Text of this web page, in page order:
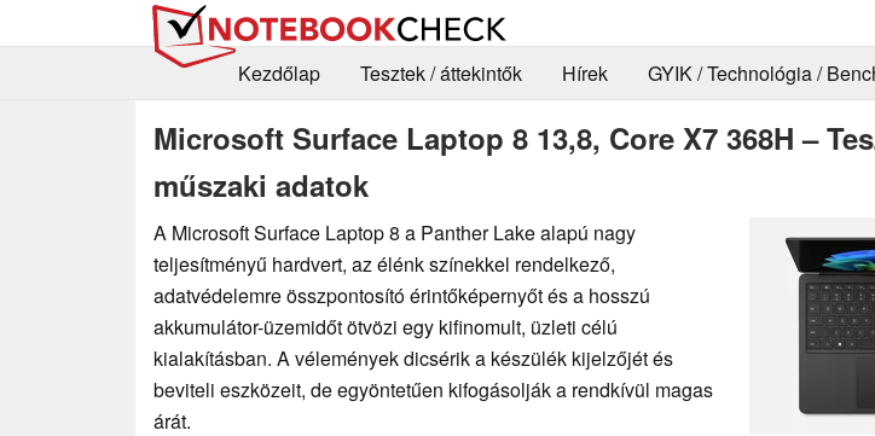
Kezdőlap
Tesztek / áttekintők Hírek GYIK / Technológia /
Microsoft Surface Laptop 8 13,8, Core X7 368H –
műszaki adatok
A Microsoft Surface Laptop 8 a Panther Lake alapú nagy
teljesítményű hardvert, az élénk színekkel rendelkező,
adatvédelemre összpontosító érintőképernyőt és a hosszú
akkumulátor-üzemidőt ötvözi egy kifinomult, üzleti célú
kialakításban. A vélemények dicsérik a készülék kijelzőjét és
beviteli eszközeit, de egyöntetűen kifogásolják a rendkívül magas
árát.